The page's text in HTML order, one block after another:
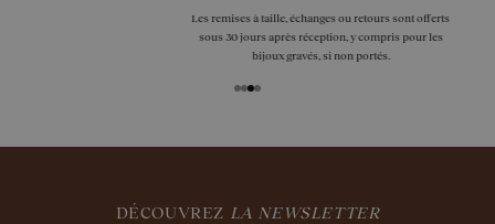
Les remises à taille, échanges ou retours sont offerts
sous 30 jours après réception, y compris pour les
bijoux gravés, si non portés.
DÉCOUVREZ LA NEWSLETTER